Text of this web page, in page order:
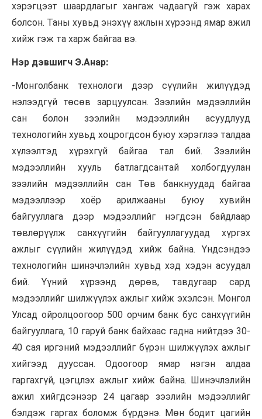
хэрэгцээт шаардлагыг хангаж чадаагүй гэж харах
болсон. Таны хувьд энэхүү ажлын хүрээнд ямар ажил
хийж гэж та харж байгаа вэ.
Нэр дэвшигч Э.Анар:
-Монголбанк технологи дээр сүүлийн жилүүдэд
нэлээдгүй төсөв зарцуулсан. Зээлийн мэдээллийн
сан болон зээлийн мэдээллийн асуудлууд
технологийн хувьд хоцрогдсон буюу хэрэглээ талдаа
хүлээлтэд хүрэхгүй байгаа тал бий. Зээлийн
мэдээллийн хууль батлагдсантай холбогдуулан
зээлийн мэдээллийн сан Төв банкнуудадбайгаа
мэдээллээр хоёр арилжааны буюу хувийн
байгууллага дээр мэдээллийг нэгдсэн байдлаар
төвлөрүүлж санхүүгийн байгууллагуудад хүргэх
ажлыг сүүлийн жилүүдэд хийж байна. Үндсэндээ
технологийн шинэчлэлийн хувьд хэд хэдэн асуудал
бий. Үүний хүрээнд дөрөв, тавдугаар сард
мэдээллийг шилжүүлэх ажлыг хийж эхэлсэн. Монгол
Улсад ойролцоогоор 500 орчим банк бус санхүүгийн
байгууллага, 10 гаруй банк байхаас гадна нийтдээ 30-
40 сая иргэний мэдээллийг бүрэн шилжүүлэх ажлыг
хийгээд дууссан. Одоогоор ямар нэгэн алдаа
гаргахгүй, цэгцлэх ажлыг хийж байна. Шинэчлэлийн
ажил хийгдсэнээр 24 цагаар зээлийн мэдээллийг
бэлдэж гаргах боломж бүрдэнэ. Мөн бодит цагийн